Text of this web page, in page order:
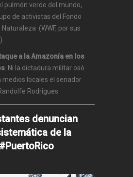
pulmón verde del mundo,
de activistas del Fondo
(WWF, por sus
a la Amazonía en los
. Ni la dictadura militar osó
medios locales el senador
Rodrigues.
denuncian
de la